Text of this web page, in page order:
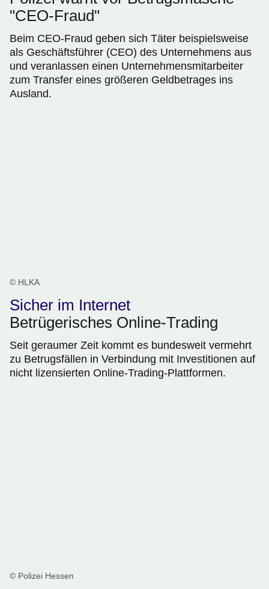
"CEO-Fraud"
Beim CEO-Fraud geben sich Täter beispielsweise
als Geschäftsführer (CEO) des Unternehmens aus
und veranlassen einen Unternehmensmitarbeiter
zum Transfer eines größeren Geldbetrages ins
Ausland.
© HLKA
Sicher im Internet
Betrügerisches Online-Trading
Seit geraumer Zeit kommt es bundesweit vermehrt
zu Betrugsfällen in Verbindung mit Investitionen auf
nicht lizensierten Online-Trading-Plattformen.
© Polizei Hessen